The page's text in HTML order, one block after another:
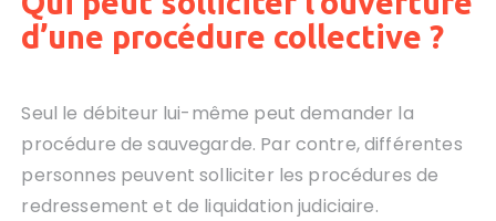
d’une procédure collective ?
Seul le débiteur lui-même peut demander la
procédure de sauvegarde. Par contre, différentes
personnes peuvent solliciter les procédures de
redressement et de liquidation judiciaire.